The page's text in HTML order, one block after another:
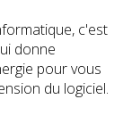
c'est
donne
pour vous
du logiciel.